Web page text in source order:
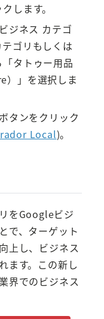
します。
ジネス カテゴ
ゴリもしくは
「タトゥー用品
」を選択しま
タンをクリック
Local)​。
をGoogleビジ
で、ターゲット
上し、ビジネス
ます。この新し
界でのビジネス